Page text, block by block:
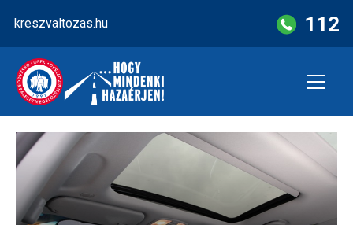
content
kreszvaltozas.hu 112